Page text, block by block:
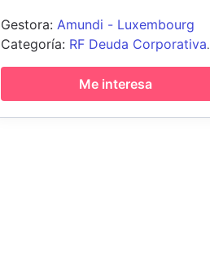
Gestora: Amundi - Luxembourg
Categoría: RF Deuda Corporativa
EUR
Me interesa